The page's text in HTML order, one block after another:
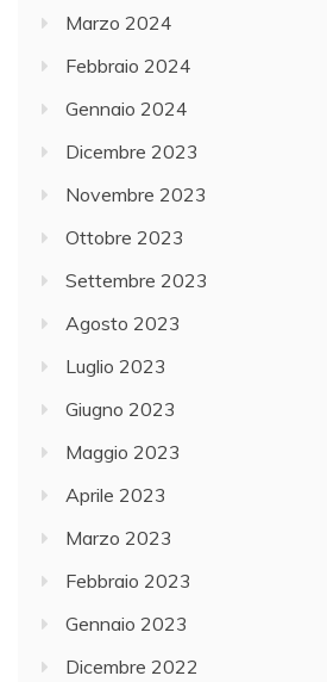
Marzo 2024
Febbraio 2024
Gennaio 2024
Dicembre 2023
Novembre 2023
Ottobre 2023
Settembre 2023
Agosto 2023
Luglio 2023
Giugno 2023
Maggio 2023
Aprile 2023
Marzo 2023
Febbraio 2023
Gennaio 2023
Dicembre 2022